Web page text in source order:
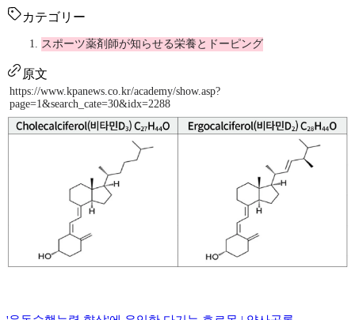
カテゴリー
スポーツ薬剤師が知らせる栄養とドーピング
原文
https://www.kpanews.co.kr/academy/show.asp?
page=1&search_cate=30&idx=2288